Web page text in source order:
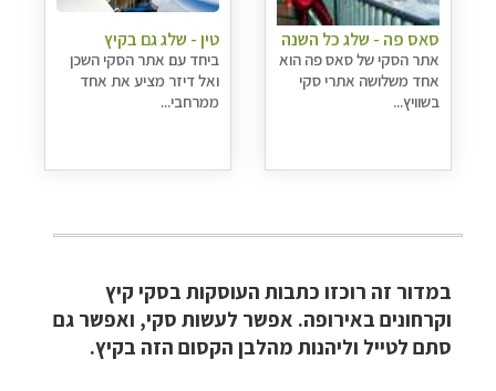
סאס פה - שלג כל השנה
אתר הסקי של סאס פה הוא
אחד משלושה אתרי סקי
בשוויץ...
טין - שלג גם בקיץ
ביחד עם אתר הסקי השכן
ואל דיזר מציע את אחד
ממרחבי...
במדור זה רוכזו כתבות העוסקות בסקי קיץ
וקרחונים באירופה. אפשר לעשות סקי, ואפשר גם
סתם לטייל וליהנות מהלבן הקסום הזה בקיץ.
יעדים »
תכנוןטיולים לצפון אמריקהלחצו לרשימת היעדים »
קרוזים והפלגות נופשלחצו לרשימת היעדים »